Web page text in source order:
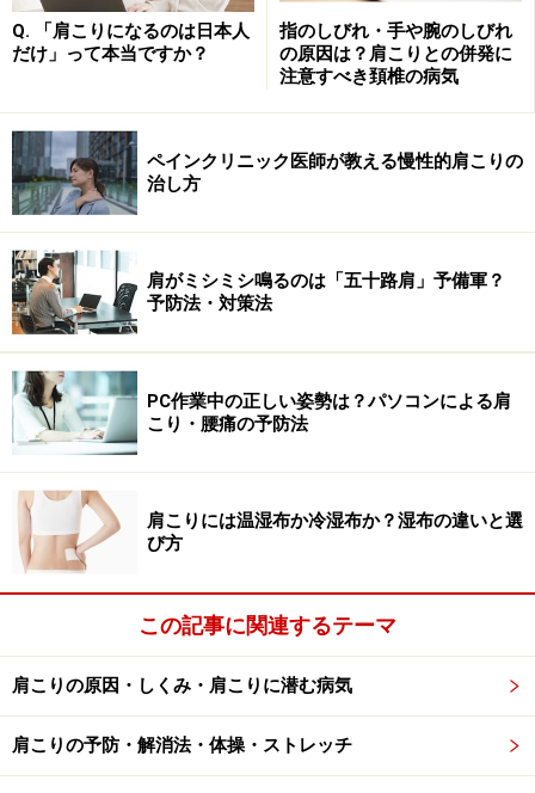
肩こりが原因で顔に悪影響が出るのはな
ぜ？
肩こりとともに顔のコンディションに変化が生じやすい
理由は、肩こりが起こりやすい頸部や頭部の筋肉は、顔
面の筋肉にもつながっているためです。首の筋肉が張る
ことで、頸椎の可動性も部分的に悪くなる場合があり、
それが顎関節の動きにも影響を与えると、口の開閉に違
和感が生じたり、顔の歪みとなって表れます。
肩こりになりやすい人や肩こりのツラい症状に悩まされ
多いため、いつのまにか笑顔が減り表情の変化が乏しく
なることもあります。すると、顔の筋肉もよりこわばり
やすくなります。こわばりに加え、筋肉の動きが少なく
なると、血流の滞りや皮下の水分停滞、血色不良に繋が
る可能性があります。さらに自律神経のアンバランスか
ら、肌のかさつきやすさが目立つ人もいるのです。
スッキリ顔に戻すために効果的なこと
頚椎の負担を軽減させる目的も含め、首から肩周りにか
けての筋肉をリラックスさせることです。それに加え、
顔の筋肉を意識的に動かして、血流やリンパの流れを改
Q. 「肩こりになるのは日本人
だけ」って本当ですか？
指のしびれ・手や腕のしびれ
の原因は？肩こりとの併発に
注意すべき頚椎の病気
ペインクリニック医師が教える慢性的肩こりの
治し方
肩がミシミシ鳴るのは「五十路肩」予備軍？
予防法・対策法
PC作業中の正しい姿勢は？パソコンによる肩
こり・腰痛の予防法
肩こりには温湿布か冷湿布か？湿布の違いと選
び方
この記事に関連するテーマ
肩こりの原因・しくみ・肩こりに潜む病気
肩こりの予防・解消法・体操・ストレッチ